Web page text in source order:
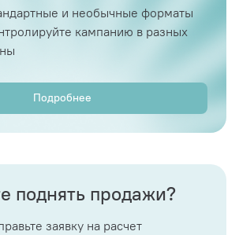
и необычные форматы
кампанию в разных
Подробнее
поднять продажи?
заявку на расчет